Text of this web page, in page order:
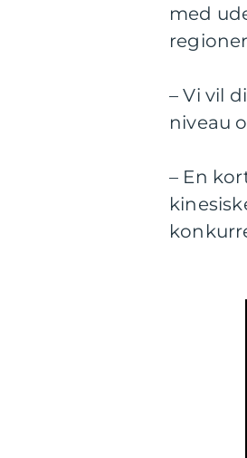
med
– Vi vil
niveau
– En